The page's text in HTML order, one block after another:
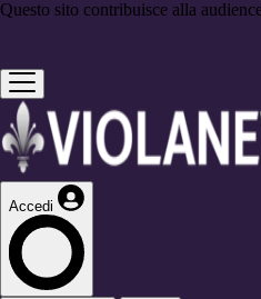
Questo sito contribuisce alla
Accedi